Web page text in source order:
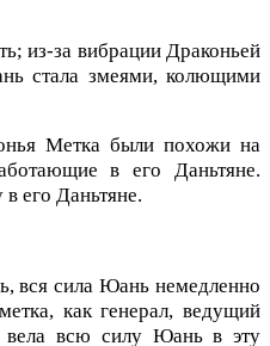
из-за вибрации Драконьей
стала змеями, колющими
Метка были похожи на
в его Даньтяне.
его Даньтяне.
вся сила Юань немедленно
как генерал, ведущий
вела всю силу Юань в эту